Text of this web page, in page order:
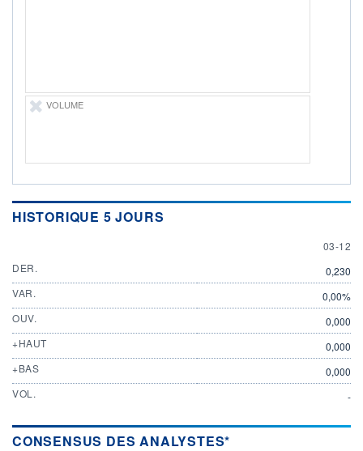
VOLUME
HISTORIQUE 5 JOURS
3
03-12
DER.
0,230
VAR.
0,00%
OUV.
0,000
+HAUT
0,000
+BAS
0,000
VOL.
-
CONSENSUS DES ANALYSTES*